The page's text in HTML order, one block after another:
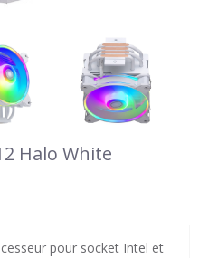
Halo White
pour socket Intel et